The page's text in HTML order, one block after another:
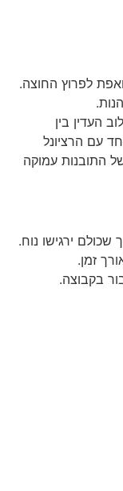
לפרוץ החוצה.
העדין בין
עם הרציונל
התובנות עמוקה
ירגישו נוח.
זמן.
בקבוצה.